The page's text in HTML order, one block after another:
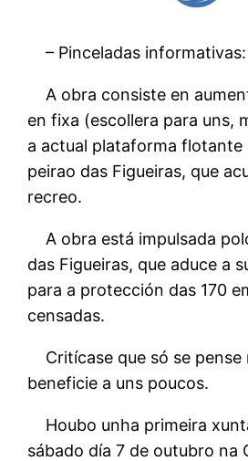
– Pinceladas informativas:
A obra consiste en
en fixa (escollera para uns,
a actual plataforma flotante
peirao das Figueiras, que
recreo.
A obra está impulsada
das Figueiras, que aduce a
para a protección das 170
censadas.
Critícase que só se
beneficie a uns poucos.
Houbo unha primeira
sábado día 7 de outubro na